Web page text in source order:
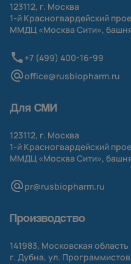
123112, г. Москва
1-й Красногвардейский
ММДЦ «Москва Сити»,
+7 (499) 400-16-99
office@rusbiopharm.ru
Для СМИ
123112, г. Москва
1-й Красногвардейский
ММДЦ «Москва Сити»,
pr@rusbiopharm.ru
Производство
141983, Московская область
г. Дубна, ул.